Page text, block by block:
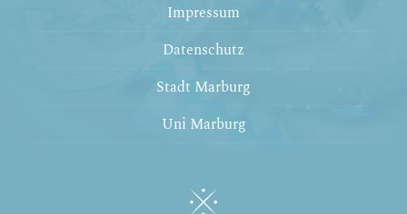
Impressum
Datenschutz
Stadt Marburg
Uni Marburg